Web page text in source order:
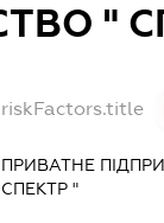
"
riskFactors.title
ПРИВАТНЕ
СПЕКТР "